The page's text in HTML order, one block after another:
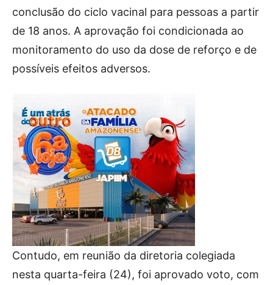
conclusão do ciclo vacinal para pessoas a partir
de 18 anos. A aprovação foi condicionada ao
monitoramento do uso da dose de reforço e de
possíveis efeitos adversos.
Contudo, em reunião da diretoria colegiada
nesta quarta-feira (24), foi aprovado voto, com